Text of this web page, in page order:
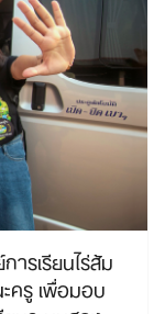
รเรียนไร่ส้ม
ครู เพื่อมอบ